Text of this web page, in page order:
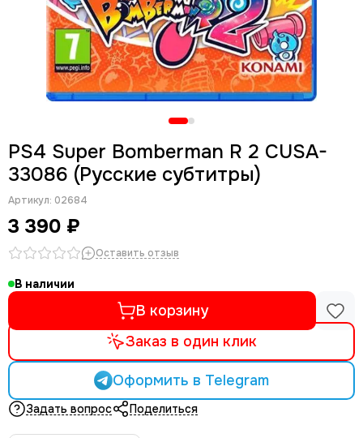
PS4 Super Bomberman R 2 CUSA-
33086 (Русские субтитры)
Артикул: 02684
3 390 ₽
Оставить отзыв
В наличии
В корзину
Заказ в один клик
Оформить в Telegram
Задать вопрос Поделиться